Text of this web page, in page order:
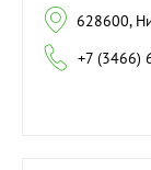
628600,
+7 (3466)